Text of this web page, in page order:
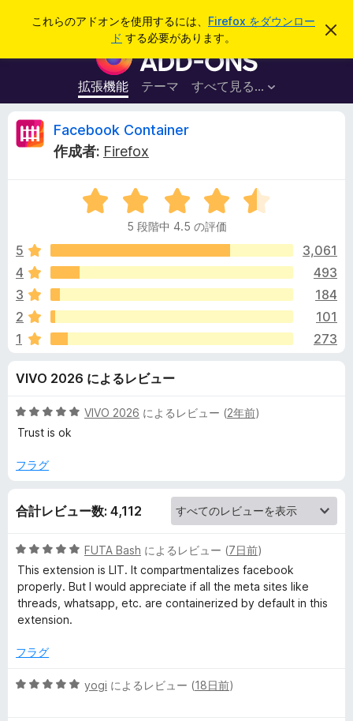
これらのアドオンを使用するには、 Firefox をダウンロー
ド する必要があります。
こ
を
F
i
r
e
ラ
ウ
ザ
ー
ド
オ
ン
拡張機能 テーマ すべて見る...
ログイン
F
e
b
o
o
k
C
n
t
a
i
Facebook Container
作成者: Firefox
5
段
中
.
の
価
5 段階中 4.5 の評価
5
3,061
4
493
3
184
2
101
1
273
VIVO 2026 によるレビュー
5
段
中
評
VIVO 2026 によるレビュー (2年前)
Trust is ok
フラグ
合計レビュー数: 4,112
5
段
階
中
5
評
FUTA Bash によるレビュー (7日前)
This extension is LIT. It compartmentalizes facebook
properly. But I would appreciate if all the meta sites like
threads, whatsapp, etc. are containerized by default in this
extension.
フラグ
5
yogi によるレビュー (18日前)